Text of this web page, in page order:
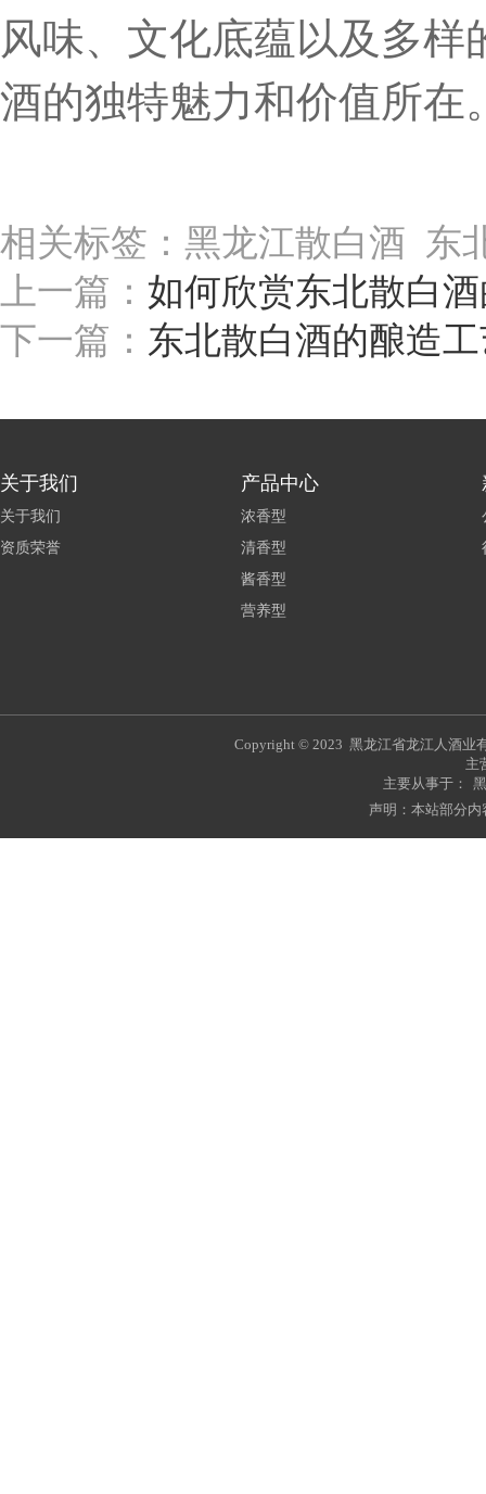
风味、文化底蕴以及多
酒的独特魅力和价值所在
相关标签：黑龙江散白酒
上一篇： 如何欣赏东北散白
下一篇： 东北散白酒的酿造
关于我们
关于我们
资质荣誉
产品中心
浓香型
清香型
酱香型
营养型
Copyright © 2023 黑龙江省龙江人酒
主
主要从事于：
声明：本站部分